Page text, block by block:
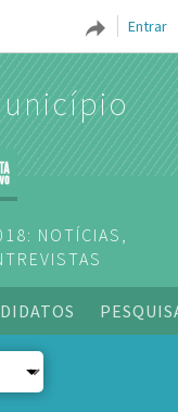
Entrar
NOTÍCIAS,